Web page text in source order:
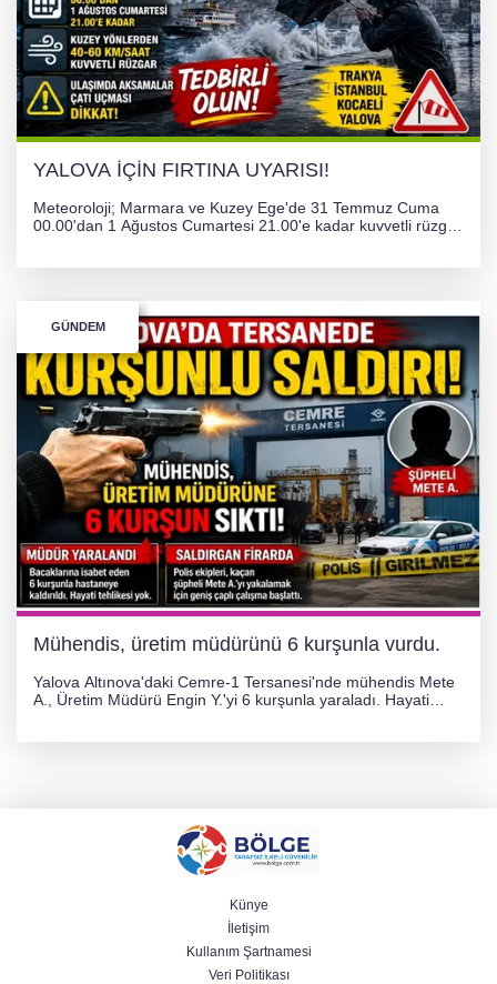
YALOVA İÇİN FIRTINA UYARISI!
Meteoroloji; Marmara ve Kuzey Ege'de 31 Temmuz Cuma
00.00'dan 1 Ağustos Cumartesi 21.00'e kadar kuvvetli rüzgar
GÜNDEM
Mühendis, üretim müdürünü 6 kurşunla vurdu.
Yalova Altınova'daki Cemre-1 Tersanesi'nde mühendis Mete
A., Üretim Müdürü Engin Y.'yi 6 kurşunla yaraladı. Hayati
Künye
İletişim
Kullanım Şartnamesi
Veri Politikası